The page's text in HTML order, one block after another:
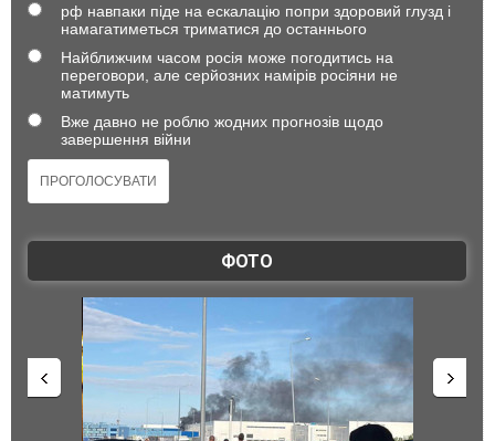
рф навпаки піде на ескалацію попри здоровий глузд і
намагатиметься триматися до останнього
Найближчим часом росія може погодитись на
переговори, але серйозних намірів росіяни не
матимуть
Вже давно не роблю жодних прогнозів щодо
завершення війни
ФОТО